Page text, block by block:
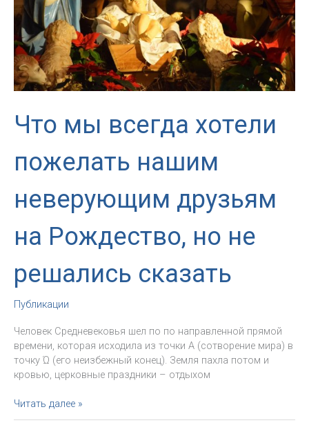
Что мы всегда хотели
пожелать нашим
неверующим друзьям
на Рождество, но не
решались сказать
Публикации
Человек Средневековья шел по по направленной прямой
времени, которая исходила из точки А (сотворение мира) в
точку Ώ (его неизбежный конец). Земля пахла потом и
кровью, церковные праздники – отдыхом
Что
мы
Читать далее »